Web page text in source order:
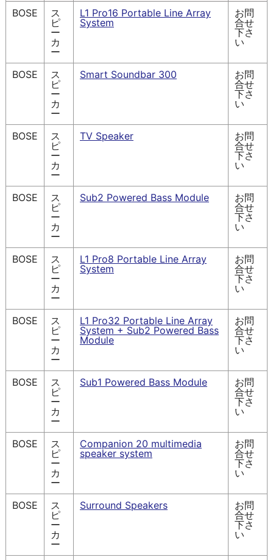
BOSE
ス
ピ
ー
カ
ー
L1 Pro16 Portable Line Array
System
お問
合せ
下さ
い
BOSE
ス
ピ
ー
カ
ー
Smart Soundbar 300
お問
合せ
下さ
い
BOSE
ス
ピ
ー
カ
ー
TV Speaker
お問
合せ
下さ
い
BOSE
ス
ピ
ー
カ
ー
Sub2 Powered Bass Module
お問
合せ
下さ
い
BOSE
ス
ピ
ー
カ
ー
L1 Pro8 Portable Line Array
System
お問
合せ
下さ
い
BOSE
ス
ピ
ー
カ
ー
L1 Pro32 Portable Line Array
System + Sub2 Powered Bass
Module
お問
合せ
下さ
い
BOSE
ス
ピ
ー
カ
ー
Sub1 Powered Bass Module
お問
合せ
下さ
い
BOSE
ス
ピ
ー
カ
ー
Companion 20 multimedia
speaker system
お問
合せ
下さ
い
BOSE
ス
ピ
ー
カ
ー
Surround Speakers
お問
合せ
下さ
い